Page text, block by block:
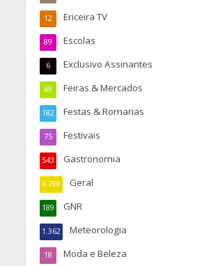
Ericeira TV
12
Escolas
89
Exclusivo Assinantes
6
Feiras & Mercados
69
Festas & Romarias
182
Festivais
75
Gastronomia
543
Geral
6.769
GNR
189
Meteorologia
1.362
Moda e Beleza
18